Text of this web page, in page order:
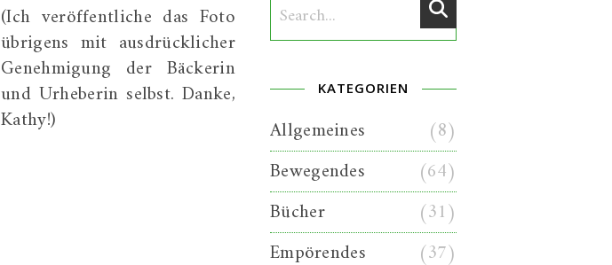
(Ich veröffentliche das Foto
übrigens mit ausdrücklicher
Genehmigung der Bäckerin
und Urheberin selbst. Danke,
Kathy!)
KATEGORIEN
Allgemeines
(8)
Bewegendes
(64)
Bücher
(31)
Empörendes
(37)